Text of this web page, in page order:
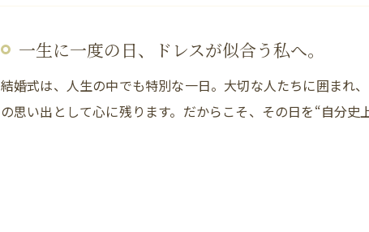
一生に一度の日、ドレスが似合う私へ。
結婚式は、人生の中でも特別な一日。大切な人たちに囲まれ
の思い出として心に残ります。だからこそ、その日を“自分